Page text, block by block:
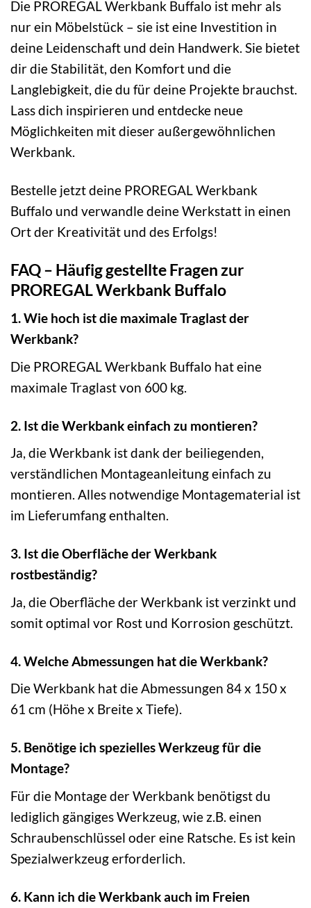
Die PROREGAL Werkbank Buffalo ist mehr als
nur ein Möbelstück – sie ist eine Investition in
deine Leidenschaft und dein Handwerk. Sie bietet
dir die Stabilität, den Komfort und die
Langlebigkeit, die du für deine Projekte brauchst.
Lass dich inspirieren und entdecke neue
Möglichkeiten mit dieser außergewöhnlichen
Werkbank.
Bestelle jetzt deine PROREGAL Werkbank
Buffalo und verwandle deine Werkstatt in einen
Ort der Kreativität und des Erfolgs!
FAQ – Häufig gestellte Fragen zur
PROREGAL Werkbank Buffalo
1. Wie hoch ist die maximale Traglast der
Werkbank?
Die PROREGAL Werkbank Buffalo hat eine
maximale Traglast von 600 kg.
2. Ist die Werkbank einfach zu montieren?
Ja, die Werkbank ist dank der beiliegenden,
verständlichen Montageanleitung einfach zu
montieren. Alles notwendige Montagematerial ist
im Lieferumfang enthalten.
3. Ist die Oberfläche der Werkbank
rostbeständig?
Ja, die Oberfläche der Werkbank ist verzinkt und
somit optimal vor Rost und Korrosion geschützt.
4. Welche Abmessungen hat die Werkbank?
Die Werkbank hat die Abmessungen 84 x 150 x
61 cm (Höhe x Breite x Tiefe).
5. Benötige ich spezielles Werkzeug für die
Montage?
Für die Montage der Werkbank benötigst du
lediglich gängiges Werkzeug, wie z.B. einen
Schraubenschlüssel oder eine Ratsche. Es ist kein
Spezialwerkzeug erforderlich.
6. Kann ich die Werkbank auch im Freien